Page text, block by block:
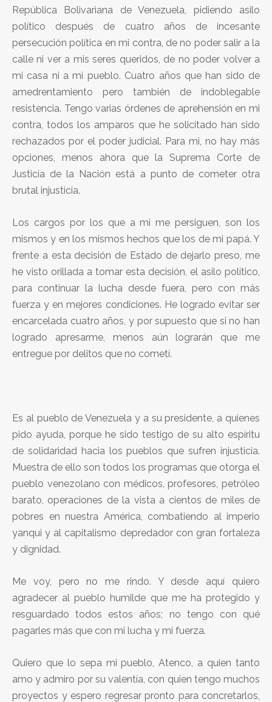
República Bolivariana de Venezuela, pidiendo asilo
político después de cuatro años de incesante
persecución política en mi contra, de no poder salir a la
calle ni ver a mis seres queridos, de no poder volver a
mi casa ni a mi pueblo. Cuatro años que han sido de
amedrentamiento pero también de indoblegable
resistencia. Tengo varias órdenes de aprehensión en mi
contra, todos los amparos que he solicitado han sido
rechazados por el poder judicial. Para mi, no hay más
opciones, menos ahora que la Suprema Corte de
Justicia de la Nación está a punto de cometer otra
brutal injusticia.
Los cargos por los que a mi me persiguen, son los
mismos y en los mismos hechos que los de mi papá. Y
frente a esta decisión de Estado de dejarlo preso, me
he visto orillada a tomar esta decisión, el asilo político,
para continuar la lucha desde fuera, pero con más
fuerza y en mejores condiciones. He logrado evitar ser
encarcelada cuatro años, y por supuesto que si no han
logrado apresarme, menos aún lograrán que me
entregue por delitos que no cometí.
Es al pueblo de Venezuela y a su presidente, a quienes
pido ayuda, porque he sido testigo de su alto espíritu
de solidaridad hacia los pueblos que sufren injusticia.
Muestra de ello son todos los programas que otorga el
pueblo venezolano con médicos, profesores, petróleo
barato, operaciones de la vista a cientos de miles de
pobres en nuestra América, combatiendo al imperio
yanqui y al capitalismo depredador con gran fortaleza
y dignidad.
Me voy, pero no me rindo. Y desde aquí quiero
agradecer al pueblo humilde que me ha protegido y
resguardado todos estos años; no tengo con qué
pagarles más que con mi lucha y mi fuerza.
Quiero que lo sepa mi pueblo, Atenco, a quien tanto
amo y admiro por su valentía, con quien tengo muchos
proyectos y espero regresar pronto para concretarlos,